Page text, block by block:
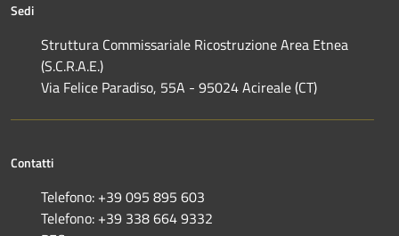
Sedi
Struttura Commissariale Ricostruzione Area Etnea
(S.C.R.A.E.)
Via Felice Paradiso, 55A - 95024 Acireale (CT)
Contatti
Telefono: +39 095 895 603
Telefono: +39 338 664 9332